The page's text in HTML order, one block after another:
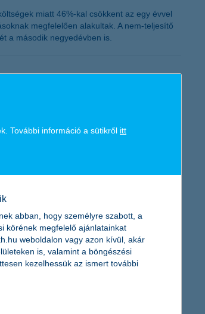
miatt 46%-kal csökkent az egy évvel
megfelelően alakultak. A nem-teljesítő
a második negyedévben is.
esélyt adnak a növekedésnek,
a juttatási rendszerébe. A cégvezetők
Pihenő Kártyával kapcsolatban egyelőre
előrejelzése
További információ a sütikről itt
abban, hogy személyre szabott, a
körének megfelelő ajánlatainkat
weboldalon vagy azon kívül, akár
is, valamint a böngészési
kezelhessük az ismert további